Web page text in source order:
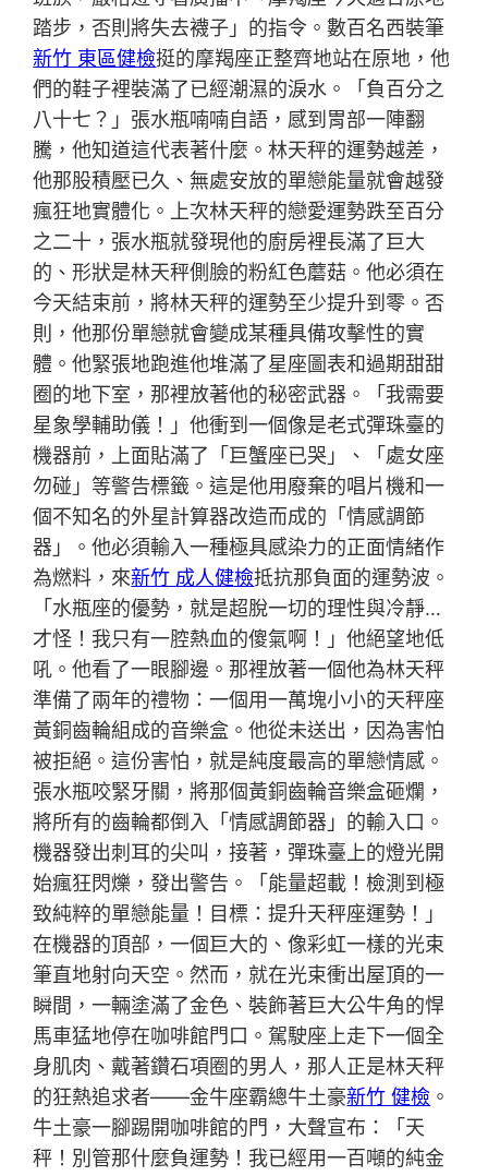
踏步，否則將失去襪子」的指令。數百名西裝筆
新竹 東區健檢挺的摩羯座正整齊地站在原地，他
們的鞋子裡裝滿了已經潮濕的淚水。「負百分之
八十七？」張水瓶喃喃自語，感到胃部一陣翻
騰，他知道這代表著什麼。林天秤的運勢越差，
他那股積壓已久、無處安放的單戀能量就會越發
瘋狂地實體化。上次林天秤的戀愛運勢跌至百分
之二十，張水瓶就發現他的廚房裡長滿了巨大
的、形狀是林天秤側臉的粉紅色蘑菇。他必須在
今天結束前，將林天秤的運勢至少提升到零。否
則，他那份單戀就會變成某種具備攻擊性的實
體。他緊張地跑進他堆滿了星座圖表和過期甜甜
圈的地下室，那裡放著他的秘密武器。「我需要
星象學輔助儀！」他衝到一個像是老式彈珠臺的
機器前，上面貼滿了「巨蟹座已哭」、「處女座
勿碰」等警告標籤。這是他用廢棄的唱片機和一
個不知名的外星計算器改造而成的「情感調節
器」。他必須輸入一種極具感染力的正面情緒作
為燃料，來新竹 成人健檢抵抗那負面的運勢波。
「水瓶座的優勢，就是超脫一切的理性與冷靜…
才怪！我只有一腔熱血的傻氣啊！」他絕望地低
吼。他看了一眼腳邊。那裡放著一個他為林天秤
準備了兩年的禮物：一個用一萬塊小小的天秤座
黃銅齒輪組成的音樂盒。他從未送出，因為害怕
被拒絕。這份害怕，就是純度最高的單戀情感。
張水瓶咬緊牙關，將那個黃銅齒輪音樂盒砸爛，
將所有的齒輪都倒入「情感調節器」的輸入口。
機器發出刺耳的尖叫，接著，彈珠臺上的燈光開
始瘋狂閃爍，發出警告。「能量超載！檢測到極
致純粹的單戀能量！目標：提升天秤座運勢！」
在機器的頂部，一個巨大的、像彩虹一樣的光束
筆直地射向天空。然而，就在光束衝出屋頂的一
瞬間，一輛塗滿了金色、裝飾著巨大公牛角的悍
馬車猛地停在咖啡館門口。駕駛座上走下一個全
身肌肉、戴著鑽石項圈的男人，那人正是林天秤
的狂熱追求者——金牛座霸總牛土豪新竹 健檢 。
牛土豪一腳踢開咖啡館的門，大聲宣布：「天
秤！別管那什麼負運勢！我已經用一百噸的純金